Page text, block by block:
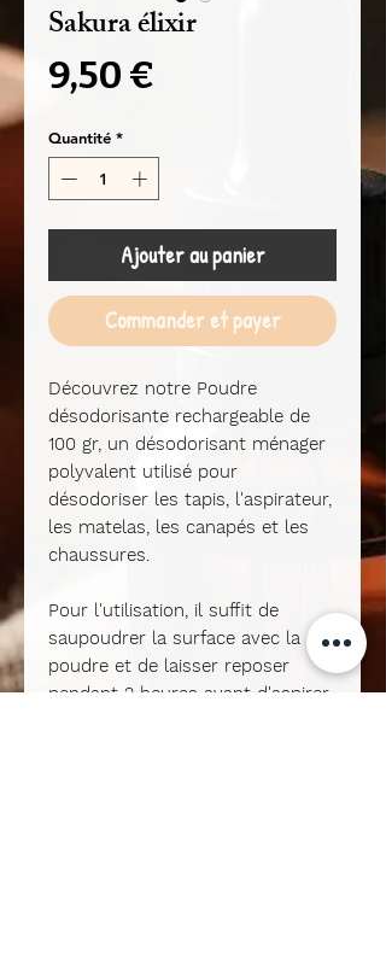
Sakura élixir
9,50 €
Quantité *
Ajouter au panier
Commander et payer
Découvrez notre Poudre
désodorisante rechargeable de
100 gr, un désodorisant ménager
polyvalent utilisé pour
désodoriser les tapis, l'aspirateur,
les matelas, les canapés et les
chaussures.
Pour l'utilisation, il suffit de
saupoudrer la surface avec la
poudre et de laisser reposer
pendant 2 heures avant d'aspirer.